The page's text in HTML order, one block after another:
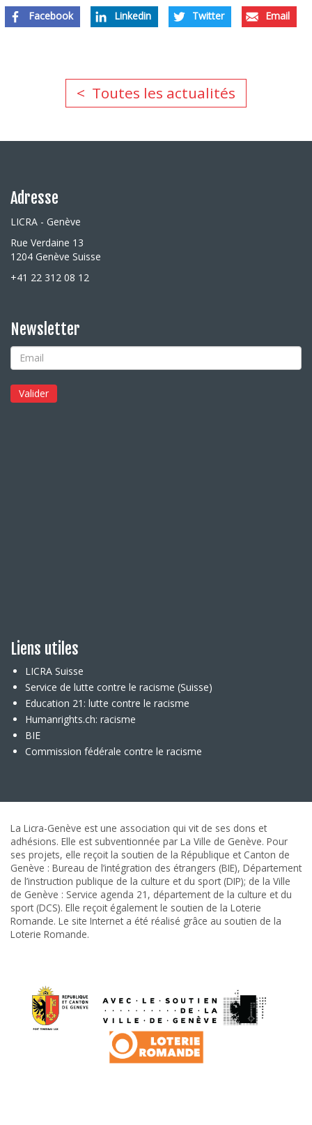
Facebook Linkedin Twitter Email
Toutes les actualités
Adresse
LICRA - Genève
Rue Verdaine 13
1204 Genève Suisse
+41 22 312 08 12
Newsletter
Liens utiles
LICRA Suisse
Service de lutte contre le racisme (Suisse)
Education 21: lutte contre le racisme
Humanrights.ch: racisme
BIE
Commission fédérale contre le racisme
La Licra-Genève est une association qui vit de ses dons et
adhésions. Elle est subventionnée par La Ville de Genève. Pour
ses projets, elle reçoit la soutien de la République et Canton de
Genève : Bureau de l’intégration des étrangers (BIE), Département
de l’instruction publique de la culture et du sport (DIP); de la Ville
de Genève : Service agenda 21, département de la culture et du
sport (DCS). Elle reçoit également le soutien de la Loterie
Romande. Le site Internet a été réalisé grâce au soutien de la
Loterie Romande.